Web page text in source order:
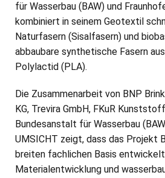
für Wasserbau (BAW) und
kombiniert in seinem Geotextil
Naturfasern (Sisalfasern) und
abbaubare synthetische Fasern
Polylactid (PLA).
Die Zusammenarbeit von BNP
KG, Trevira GmbH, FKuR
Bundesanstalt für Wasserbau
UMSICHT zeigt, dass das Projekt
breiten fachlichen Basis
Materialentwicklung und